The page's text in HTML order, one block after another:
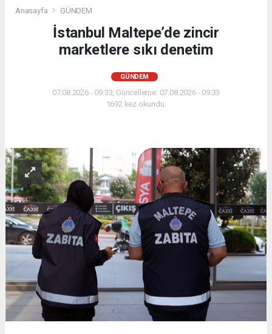
Anasayfa GÜNDEM
İstanbul Maltepe’de zincir
marketlere sıkı denetim
GÜNDEM
07.08.2026 - 09:33, Güncelleme: 07.08.2026 - 09:33
1692 kez okundu.